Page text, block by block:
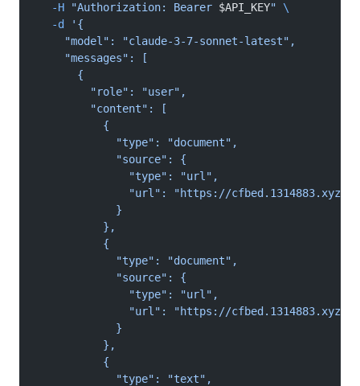
  -H
"Authorization: Bearer $API_KEY" \
  -d
'{
    "model": "claude-3-7-sonnet-latest",
    "messages": [
      {
        "role": "user",
        "content": [
          {
            "type": "document",
            "source": {
              "type": "url",
"url": "https://cfbed.1314883.xyz/
            }
          },
          {
            "type": "document",
            "source": {
              "type": "url",
"url": "https://cfbed.1314883.xyz/
            }
          },
          {
            "type": "text",